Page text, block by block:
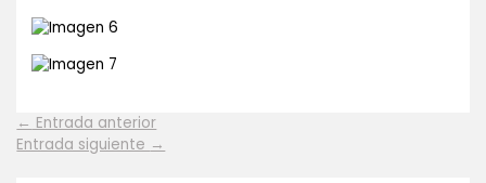
← Entrada anterior
Entrada siguiente →